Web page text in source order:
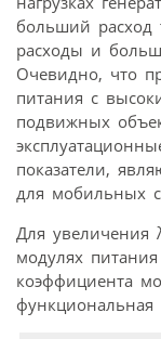
больший расход
расходы и
Очевидно, что
питания с
подвижных
показатели,
для мобильных
Для увеличения
модулях
коэффициента